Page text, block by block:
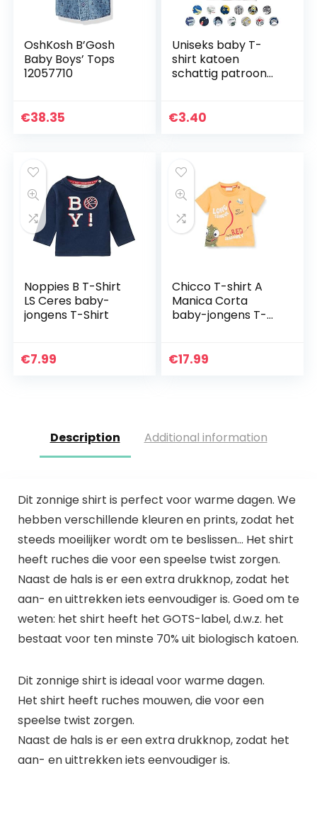
OshKosh B’Gosh
Baby Boys’ Tops
12057710
€38.35
Uniseks baby T-
shirt katoen
schattig patroon
€3.40
Noppies B T-Shirt
LS Ceres baby-
jongens T-Shirt
€7.99
Chicco T-shirt A
Manica Corta
baby-jongens T-
€17.99
Description Additional information
Dit zonnige shirt is perfect voor warme dagen. We
hebben verschillende kleuren en prints, zodat het
steeds moeilijker wordt om te beslissen… Het shirt
heeft ruches die voor een speelse twist zorgen.
Naast de hals is er een extra drukknop, zodat het
aan- en uittrekken iets eenvoudiger is. Goed om te
weten: het shirt heeft het GOTS-label, d.w.z. het
bestaat voor ten minste 70% uit biologisch katoen.
Dit zonnige shirt is ideaal voor warme dagen.
Het shirt heeft ruches mouwen, die voor een
speelse twist zorgen.
Naast de hals is er een extra drukknop, zodat het
aan- en uittrekken iets eenvoudiger is.